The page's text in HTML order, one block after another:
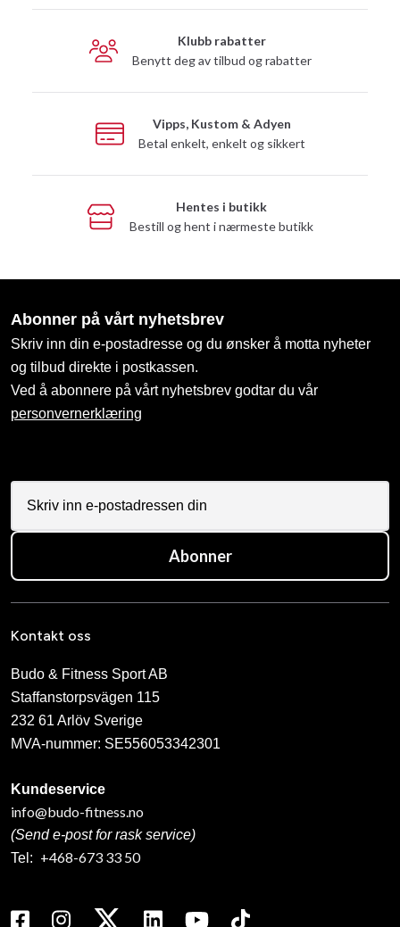
Klubb rabatter
Benytt deg av tilbud og rabatter
Vipps, Kustom & Adyen
Betal enkelt, enkelt og sikkert
Hentes i butikk
Bestill og hent i nærmeste butikk
Abonner på vårt nyhetsbrev
Skriv inn din e-postadresse og du ønsker å motta nyheter
og tilbud direkte i postkassen.
Ved å abonnere på vårt nyhetsbrev godtar du vår
personvernerklæring
Abonner
Kontakt oss
Budo & Fitness Sport AB
Staffanstorpsvägen 115
232 61 Arlöv Sverige
MVA-nummer: SE556053342301
Kundeservice
info@budo-fitness.no
(Send e-post for rask service)
Tel: +468-673 33 50